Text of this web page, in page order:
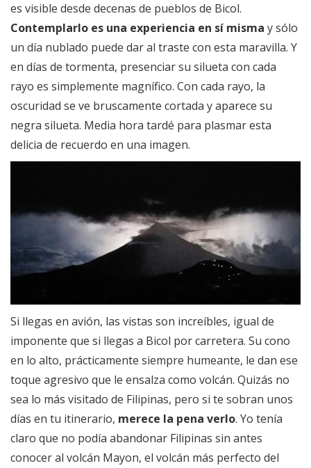
es visible desde decenas de pueblos de Bicol.
Contemplarlo es una experiencia en sí misma y sólo
un día nublado puede dar al traste con esta maravilla. Y
en días de tormenta, presenciar su silueta con cada
rayo es simplemente magnífico. Con cada rayo, la
oscuridad se ve bruscamente cortada y aparece su
negra silueta. Media hora tardé para plasmar esta
delicia de recuerdo en una imagen.
Si llegas en avión, las vistas son increíbles, igual de
imponente que si llegas a Bicol por carretera. Su cono
en lo alto, prácticamente siempre humeante, le dan ese
toque agresivo que le ensalza como volcán. Quizás no
sea lo más visitado de Filipinas, pero si te sobran unos
días en tu itinerario, merece la pena verlo. Yo tenía
claro que no podía abandonar Filipinas sin antes
conocer al volcán Mayon, el volcán más perfecto del